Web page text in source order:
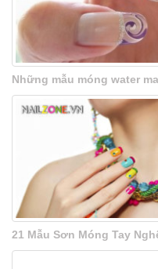
Những mẫu móng water
21 Mẫu Sơn Móng Tay